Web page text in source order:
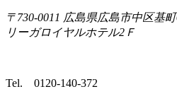
〒730-0011 広島県広島市中区基
リーガロイヤルホテル2Ｆ
Tel. 0120-140-372